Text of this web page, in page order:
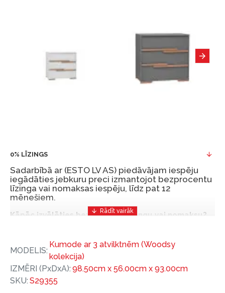
0% LĪZINGS
Sadarbībā ar (ESTO LV AS) piedāvājam iespēju
iegādāties jebkuru preci izmantojot bezprocentu
līzinga vai nomaksas iespēju, līdz pat 12
mēnešiem.
Kāpēc izvēlēties bezprocentu līzingu vai nomaksu?
un izdevīgs finansēšanas risinājums, lai iegādātos
vajadzīgās preces tulīt, bet par tām norēķinoties
vēlāk.
Ar ESTO iegūstiet bezprocentu līzinga vai nomaksas
MODELIS:
Kumode ar 3 atvilktnēm (Woodsy
kolekcija)
IZMĒRI (PxDxA): 98.50cm x 56.00cm x 93.00cm
SKU: S29355